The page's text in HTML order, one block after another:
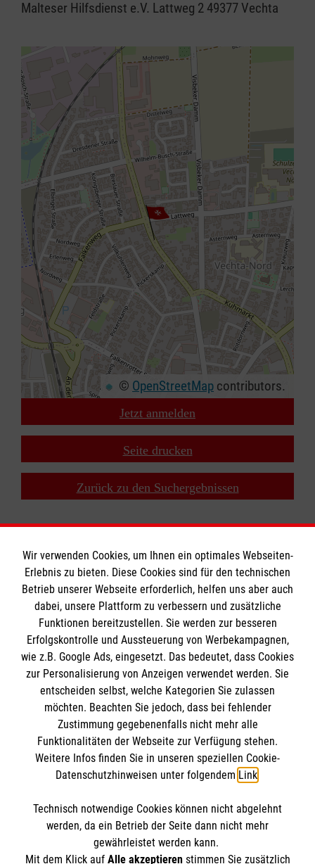
Malteser Hilfsdienst e.V. Lattweg 2 49377 Vechta
© OpenStreetMap contributors.
Jetzt anmelden
Seite drucken
Zurück zu den Suchergebnissen
Impressum - Datenschutz - Kontakt
Impressum
Datenschutz
Kontakt
AGB
Die Malteser
Malteser in Deutschland
Malteserorden
Sharepoint
Spendenkonto
Empfänger: Malteser Hilfsdienst e.V.
So finden sie uns
Wir verwenden Cookies, um Ihnen ein optimales Webseiten-
Erlebnis zu bieten. Diese Cookies sind für den technischen
Betrieb unserer Webseite erforderlich, helfen uns aber auch
dabei, unsere Plattform zu verbessern und zusätzliche
Funktionen bereitzustellen. Sie werden zur besseren
Erfolgskontrolle und Aussteuerung von Werbekampagnen,
wie z.B. Google Ads, eingesetzt. Das bedeutet, dass Cookies
zur Personalisierung von Anzeigen verwendet werden. Sie
entscheiden selbst, welche Kategorien Sie zulassen
möchten. Beachten Sie jedoch, dass bei fehlender
Zustimmung gegebenenfalls nicht mehr alle
Funktionalitäten der Webseite zur Verfügung stehen.
Weitere Infos finden Sie in unseren speziellen Cookie-
Datenschutzhinweisen unter folgendem Link.
Technisch notwendige Cookies können nicht abgelehnt
werden, da ein Betrieb der Seite dann nicht mehr
gewährleistet werden kann.
Mit dem Klick auf Alle akzeptierenstimmen Sie zusätzlich